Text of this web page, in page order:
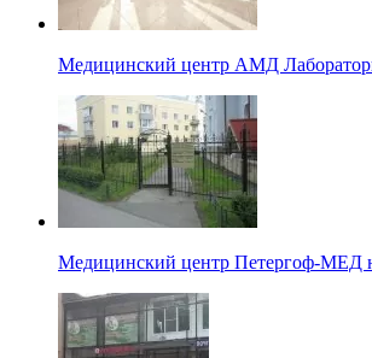
Медицинский центр АМД
Медицинский центр Петергоф-МЕД